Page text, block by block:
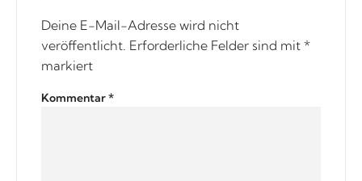
Deine E-Mail-Adresse wird nicht
veröffentlicht. Erforderliche Felder sind mit *
markiert
Kommentar*